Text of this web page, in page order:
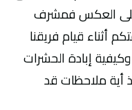
على العكس فمشرف
أثناء قيام فريقنا
إبادة الحشرات
أية ملاحظات قد